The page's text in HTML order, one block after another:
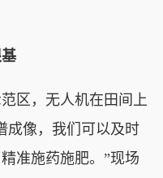
区，无人机在田间上
成像，我们可以及时
准施药施肥。”现场